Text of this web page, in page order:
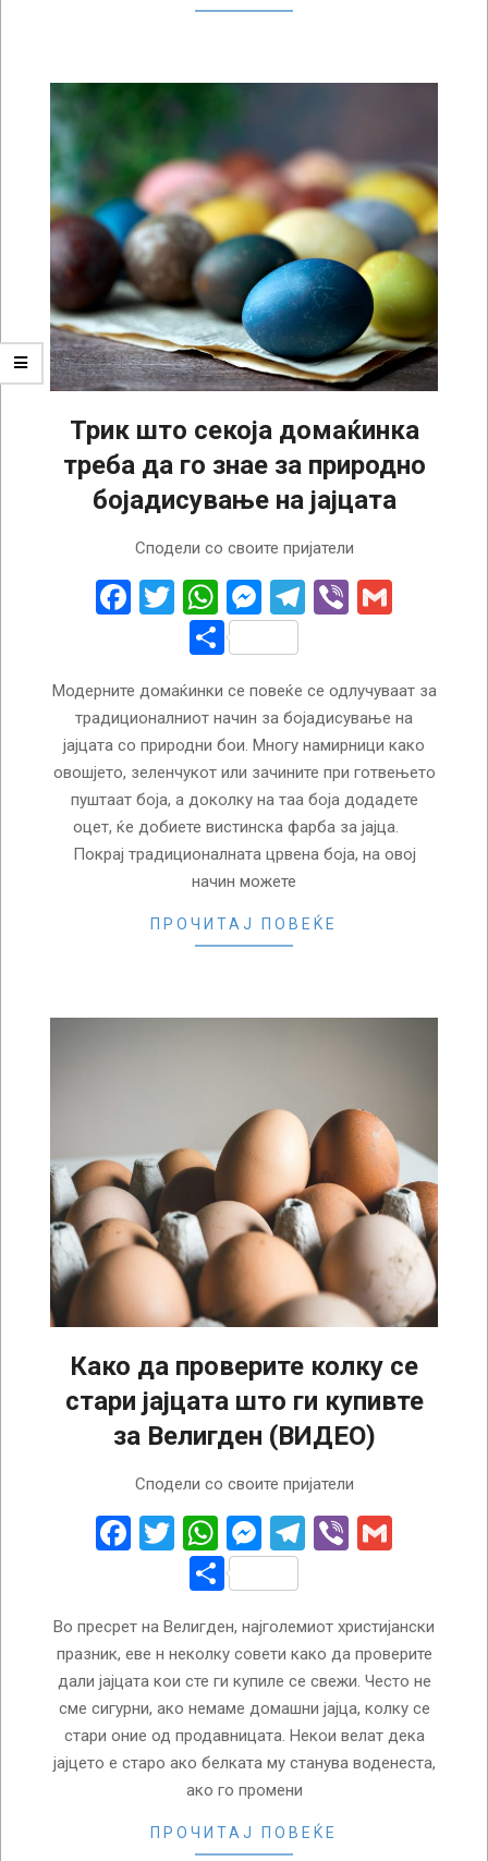
Трик што секоја домаќинка
треба да го знае за природно
бојадисување на јајцата
Сподели со своите пријатели
Facebook
Twitter
WhatsApp
Messenger
Telegram
Viber
Share
Модерните домаќинки се повеќе се одлучуваат за
традиционалниот начин за бојадисување на
јајцата со природни бои. Многу намирници како
овошјето, зеленчукот или зачините при готвењето
пуштаат боја, а доколку на таа боја додадете
оцет, ќе добиете вистинска фарба за јајца.
Покрај традиционалната црвена боја, на овој
начин можете
ПРОЧИТАЈ ПОВЕЌЕ
Како да проверите колку се
стари јајцата што ги купивте
за Велигден (ВИДЕО)
Сподели со своите пријатели
Facebook
Twitter
WhatsApp
Messenger
Telegram
Viber
Share
Во пресрет на Велигден, најголемиот христијански
празник, еве н неколку совети како да проверите
дали јајцата кои сте ги купиле се свежи. Често не
сме сигурни, ако немаме домашни јајца, колку се
стари оние од продавницата. Некои велат дека
јајцето е старо ако белката му станува воденеста,
ако го промени
ПРОЧИТАЈ ПОВЕЌЕ